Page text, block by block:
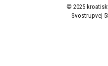
© 2025
Svostrupvej